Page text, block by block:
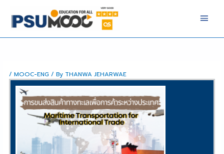
content
/MOOC-ENG / By THANWA JEHARWAE